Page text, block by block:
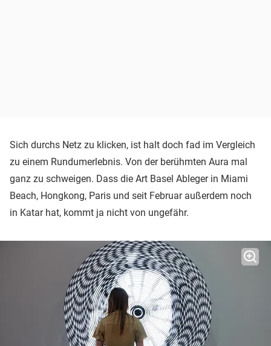
Sich durchs Netz zu klicken, ist halt doch fad im Vergleich
zu einem Rundumerlebnis. Von der berühmten Aura mal
ganz zu schweigen. Dass die Art Basel Ableger in Miami
Beach, Hongkong, Paris und seit Februar außerdem noch
in Katar hat, kommt ja nicht von ungefähr.